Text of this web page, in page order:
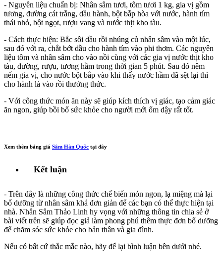
- Nguyên liệu chuẩn bị: Nhân sâm tươi, tôm tươi 1 kg, gia vị gồm
tương, đường cát trắng, dầu hành, bột bắp hòa với nước, hành tím
thái nhỏ, bột ngọt, rượu vang và nước thịt kho tàu.
- Cách thực hiện: Bắc sôi dầu rồi nhúng củ nhân sâm vào một lúc,
sau đó vớt ra, chắt bớt dầu cho hành tím vào phi thơm. Các nguyên
liệu tôm và nhân sâm cho vào nồi cùng với các gia vị nước thịt kho
tàu, đường, rượu, tương hầm trong thời gian 5 phút. Sau đó nêm
nếm gia vị, cho nước bột bắp vào khi thấy nước hầm đã sệt lại thì
cho hành lá vào rồi thưởng thức.
- Với công thức món ăn này sẽ giúp kích thích vị giác, tạo cảm giác
ăn ngon, giúp bồi bổ sức khỏe cho người mới ốm dậy rất tốt.
Xem thêm bảng giá Sâm Hàn Quốc tại đây
Kết luận
- Trên đây là những công thức chế biến món ngon, lạ miệng mà lại
bổ dưỡng từ nhân sâm khá đơn giản để các bạn có thể thực hiện tại
nhà. Nhân Sâm Thảo Linh hy vọng với những thông tin chia sẻ ở
bài viết trên sẽ giúp đọc giả làm phong phú thêm thực đơn bổ dưỡng
để chăm sóc sức khỏe cho bản thân và gia đình.
Nếu có bất cứ thắc mắc nào, hãy để lại bình luận bên dưới nhé.